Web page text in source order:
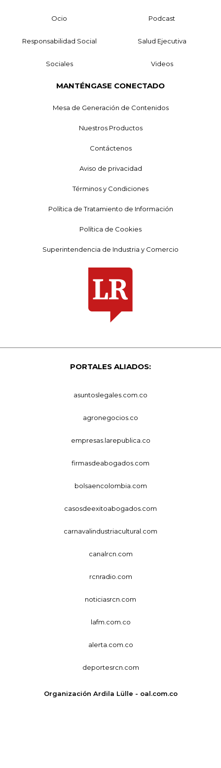
Ocio Podcast
Responsabilidad Social Salud Ejecutiva
Sociales Videos
MANTÉNGASE CONECTADO
Mesa de Generación de Contenidos
Nuestros Productos
Contáctenos
Aviso de privacidad
Términos y Condiciones
Política de Tratamiento de Información
Política de Cookies
Superintendencia de Industria y Comercio
PORTALES ALIADOS:
asuntoslegales.com.co
agronegocios.co
empresas.larepublica.co
firmasdeabogados.com
bolsaencolombia.com
casosdeexitoabogados.com
carnavalindustriacultural.com
canalrcn.com
rcnradio.com
noticiasrcn.com
lafm.com.co
alerta.com.co
deportesrcn.com
Organización Ardila Lülle - oal.com.co